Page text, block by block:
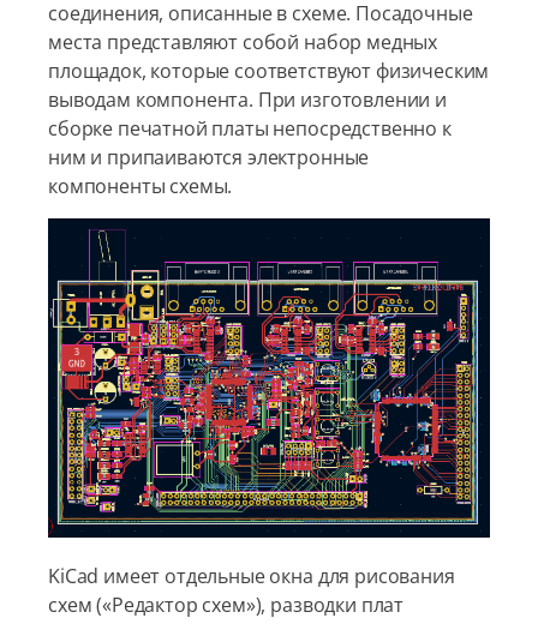
соединения, описанные в схеме. Посадочные
места представляют собой набор медных
площадок, которые соответствуют физическим
выводам компонента. При изготовлении и
сборке печатной платы непосредственно к
ним и припаиваются электронные
компоненты схемы.
KiCad имеет отдельные окна для рисования
схем («Редактор схем»), разводки плат